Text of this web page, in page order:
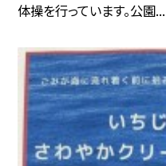
体操を行っています。公園...